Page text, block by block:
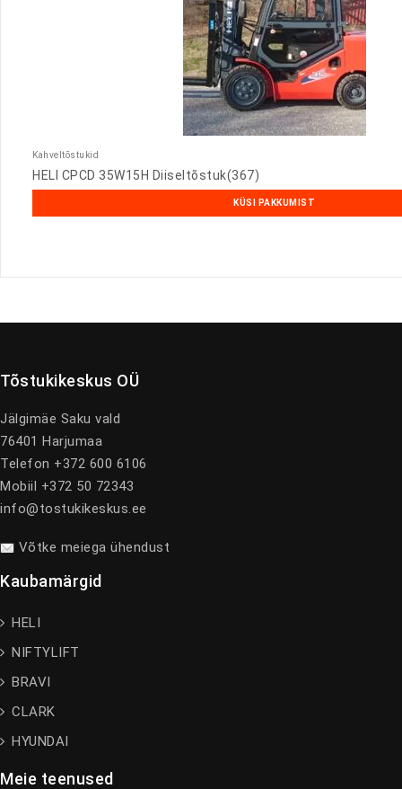
Kahveltõstukid
HELI CPCD 35W15H Diiseltõstuk(367)
KÜSI PAKKUMIST
Tõstukikeskus OÜ
Jälgimäe Saku vald
76401 Harjumaa
Telefon +372 600 6106
Mobiil +372 50 72343
info@tostukikeskus.ee
Võtke meiega ühendust
Kaubamärgid
HELI
NIFTYLIFT
BRAVI
CLARK
HYUNDAI
Meie teenused